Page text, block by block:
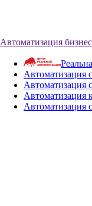
Автоматизация
Автоматизация
Автоматизация
Автоматизация
Автоматизация